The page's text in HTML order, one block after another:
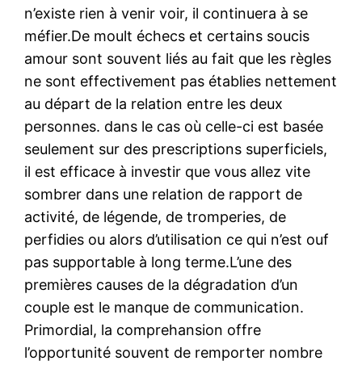
n’existe rien à venir voir, il continuera à se
méfier.De moult échecs et certains soucis
amour sont souvent liés au fait que les règles
ne sont effectivement pas établies nettement
au départ de la relation entre les deux
personnes. dans le cas où celle-ci est basée
seulement sur des prescriptions superficiels,
il est efficace à investir que vous allez vite
sombrer dans une relation de rapport de
activité, de légende, de tromperies, de
perfidies ou alors d’utilisation ce qui n’est ouf
pas supportable à long terme.L’une des
premières causes de la dégradation d’un
couple est le manque de communication.
Primordial, la comprehansion offre
l’opportunité souvent de remporter nombre